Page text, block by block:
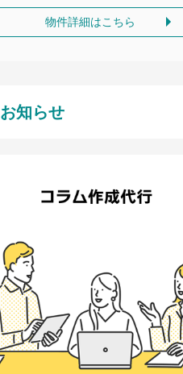
物件詳細はこちら
お知らせ